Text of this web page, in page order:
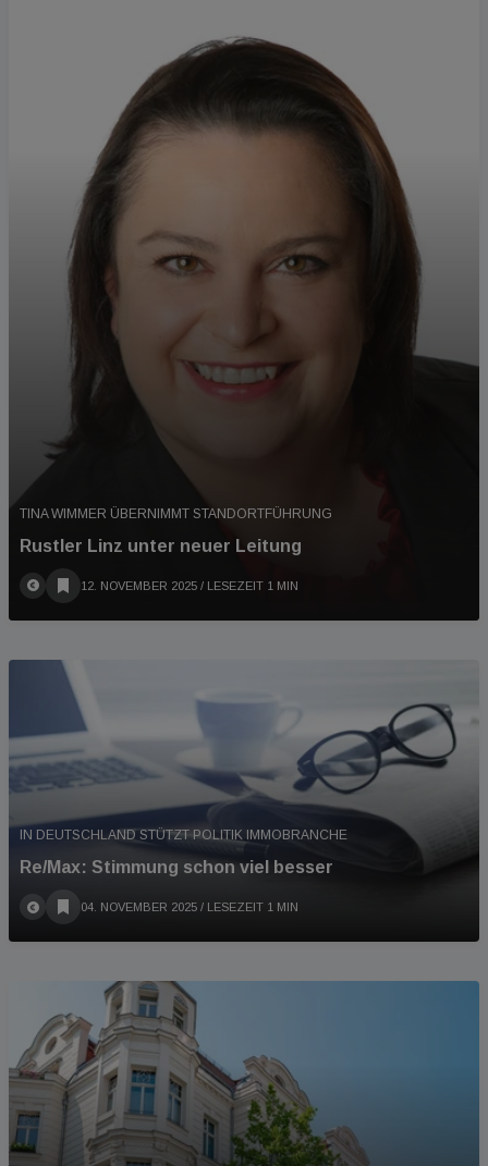
TINA WIMMER ÜBERNIMMT STANDORTFÜHRUNG
Rustler Linz unter neuer Leitung
12. NOVEMBER 2025 / LESEZEIT 1 MIN
IN DEUTSCHLAND STÜTZT POLITIK IMMOBRANCHE
Re/Max: Stimmung schon viel besser
04. NOVEMBER 2025 / LESEZEIT 1 MIN